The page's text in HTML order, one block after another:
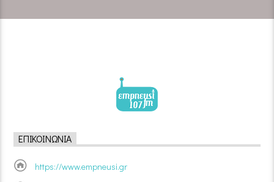
ΕΠΙΚΟΙΝΩΝΊΑ
https://www.empneusi.gr